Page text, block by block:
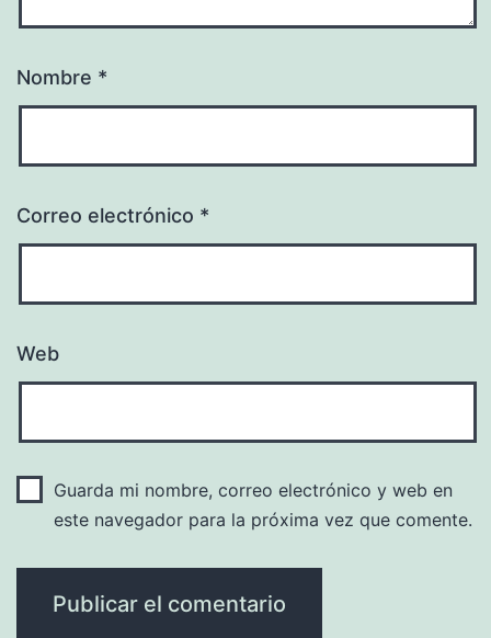
Nombre *
Correo electrónico *
Web
Guarda mi nombre, correo electrónico y web en
este navegador para la próxima vez que comente.